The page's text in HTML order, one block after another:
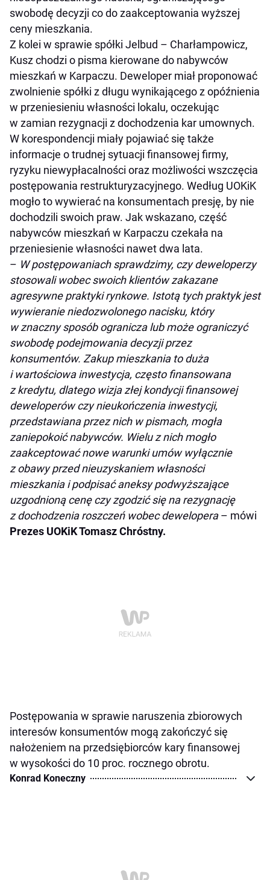
swobodę decyzji co do zaakceptowania wyższej
ceny mieszkania.
Z kolei w sprawie spółki Jelbud – Charłampowicz,
Kusz chodzi o pisma kierowane do nabywców
mieszkań w Karpaczu. Deweloper miał proponować
zwolnienie spółki z długu wynikającego z opóźnienia
w przeniesieniu własności lokalu, oczekując
w zamian rezygnacji z dochodzenia kar umownych.
W korespondencji miały pojawiać się także
informacje o trudnej sytuacji finansowej firmy,
ryzyku niewypłacalności oraz możliwości wszczęcia
postępowania restrukturyzacyjnego. Według UOKiK
mogło to wywierać na konsumentach presję, by nie
dochodzili swoich praw. Jak wskazano, część
nabywców mieszkań w Karpaczu czekała na
przeniesienie własności nawet dwa lata.
– W postępowaniach sprawdzimy, czy deweloperzy
stosowali wobec swoich klientów zakazane
agresywne praktyki rynkowe. Istotą tych praktyk jest
wywieranie niedozwolonego nacisku, który
w znaczny sposób ogranicza lub może ograniczyć
swobodę podejmowania decyzji przez
konsumentów. Zakup mieszkania to duża
i wartościowa inwestycja, często finansowana
z kredytu, dlatego wizja złej kondycji finansowej
deweloperów czy nieukończenia inwestycji,
przedstawiana przez nich w pismach, mogła
zaniepokoić nabywców. Wielu z nich mogło
zaakceptować nowe warunki umów wyłącznie
z obawy przed nieuzyskaniem własności
mieszkania i podpisać aneksy podwyższające
uzgodnioną cenę czy zgodzić się na rezygnację
z dochodzenia roszczeń wobec dewelopera– mówi
Prezes UOKiK Tomasz Chróstny.
Postępowania w sprawie naruszenia zbiorowych
interesów konsumentów mogą zakończyć się
nałożeniem na przedsiębiorców kary finansowej
w wysokości do 10 proc. rocznego obrotu.
Konrad Koneczny